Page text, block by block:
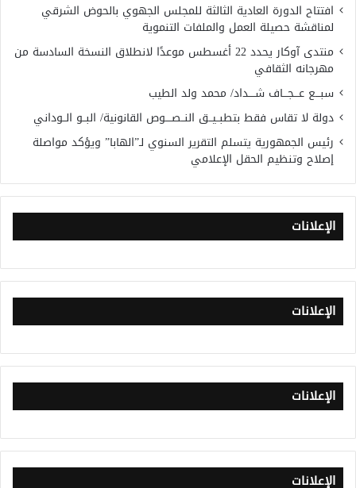
افتتاح الدورة العادية الثالثة للمجلس الجهوي بالحوض الشرقي
لمناقشة حصيلة العمل والملفات التنموية
منتدى آوكار يحدد 22 أغسطس موعدًا لانطلاق النسخة السادسة من
مهرجانه الثقافي
سبـــع عـــجـــاف شــــداد/ محمد ولد الطيب
دولة لا تقاس فقط بتطبــيــق النــصــــوص القانونية/ البــو الــوداني
رئيس الجمهورية يتسلم التقرير السنوي لـ”الهابا” ويؤكد مواصلة
إصلاح وتنظيم الحقل الإعلامي
الإعلانات
الإعلانات
الإعلانات
الإعلانات